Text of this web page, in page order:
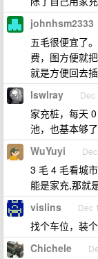
johnhsm2333
五毛很便宜了
费，图方便就
就是方便回去
lswlray Dec
家充桩，每天
池，也基本够了
WuYuyi
3 毛 4 毛看城
能是家充,那就
vislins Dec
找个车位，装
Chichele